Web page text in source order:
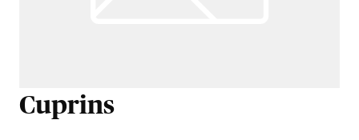
Cuprins